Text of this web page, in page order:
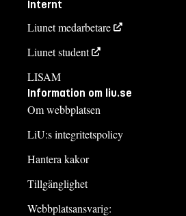
Internt
Liunet medarbetare
Liunet student
LISAM
Information om liu.se
Om webbplatsen
LiU:s integritetspolicy
Hantera kakor
Tillgänglighet
Webbplatsansvarig: